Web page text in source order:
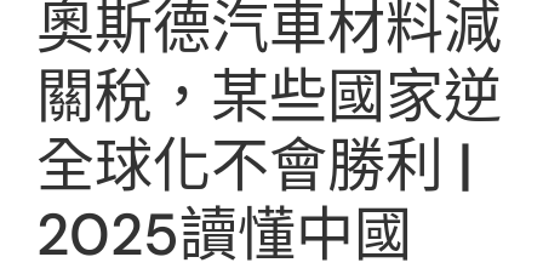
奧斯德汽車材料減
關稅，某些國家逆
全球化不會勝利 |
2025讀懂中國